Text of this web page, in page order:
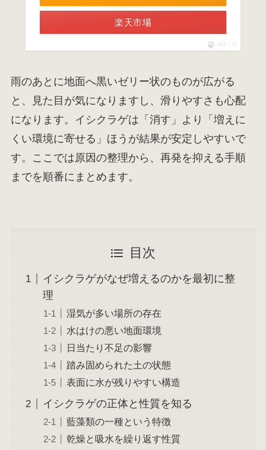
楽天市場
ポチップ
雨のあとに地面へ黒いゼリー状のものが広がる
と、見た目が気になりますし、滑りやすさも心配
になります。イシクラゲは「消す」より「増えに
くい環境に寄せる」ほうが結果が安定しやすいで
す。ここでは原因の整理から、再発を抑える手順
までを順番にまとめます。
目次
イシクラゲがなぜ増えるのかを最初に整
理
湿気が多い場所の存在
水はけの悪い地面環境
日当たり不足の影響
踏み固められた土の状態
表面に水が残りやすい構造
イシクラゲの正体と性質を知る
藍藻類の一種という特徴
乾燥と吸水を繰り返す性質